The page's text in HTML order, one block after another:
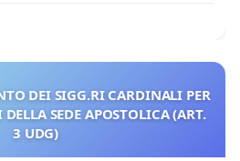
DEI SIGG.RI CARDINALI PER
SEDE APOSTOLICA (ART.
3 UDG)